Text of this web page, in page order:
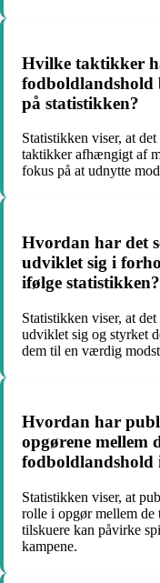
Hvilke taktikker
fodboldlandshold
på statistikken?
Statistikken viser, at
taktikker afhængigt af
fokus på at udnytte
Hvordan har det
udviklet sig i
ifølge statistikken?
Statistikken viser, at
udviklet sig og styrket
dem til en værdig
Hvordan har
opgørene mellem
fodboldlandshold
Statistikken viser, at
rolle i opgør mellem de
tilskuere kan påvirke
kampene.